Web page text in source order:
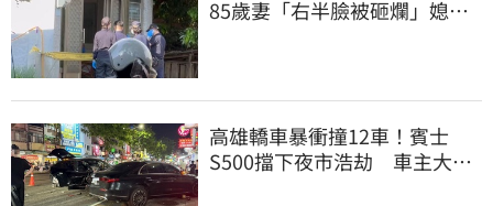
85歲妻「右半臉被砸爛」媳報
高雄轎車暴衝撞12車！賓士
S500擋下夜市浩劫 車主大